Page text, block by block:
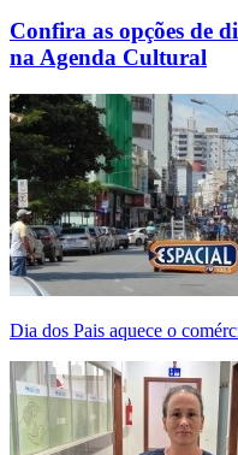
Confira as opções de
na Agenda Cultural
Dia dos Pais aquece o